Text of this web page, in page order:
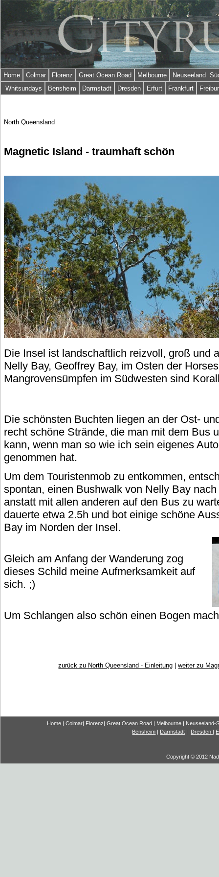
Home Colmar Florenz Great Ocean Road Melbourne
Neuseeland
Whitsundays
Bensheim Darmstadt Dresden Erfurt Frankfurt
North Queensland
Magnetic Island - traumhaft schön
Die Insel ist landschaftlich reizvoll, groß und
Nelly Bay, Geoffrey Bay, im Osten der
Mangrovensümpfen im Südwesten sind
Die schönsten Buchten liegen an der Ost-
recht schöne Strände, die man mit dem Bus
kann, wenn man so wie ich sein eigenes
genommen hat.
Um dem Touristenmob zu entkommen,
spontan, einen Bushwalk von Nelly Bay
anstatt mit allen anderen auf den Bus zu
dauerte etwa 2.5h und bot einige schöne
Bay im Norden der Insel.
Gleich am Anfang der Wanderung zog
dieses Schild meine Aufmerksamkeit auf
sich. ;)
Um Schlangen also schön einen Bogen
zurück zu North Queensland - Einleitung |weiter zu
Home |Colmar| Florenz|Great Ocean Road | Melbourne | Neuseeland-
Bensheim | Darmstadt | Dresden |
Copyright © 2012